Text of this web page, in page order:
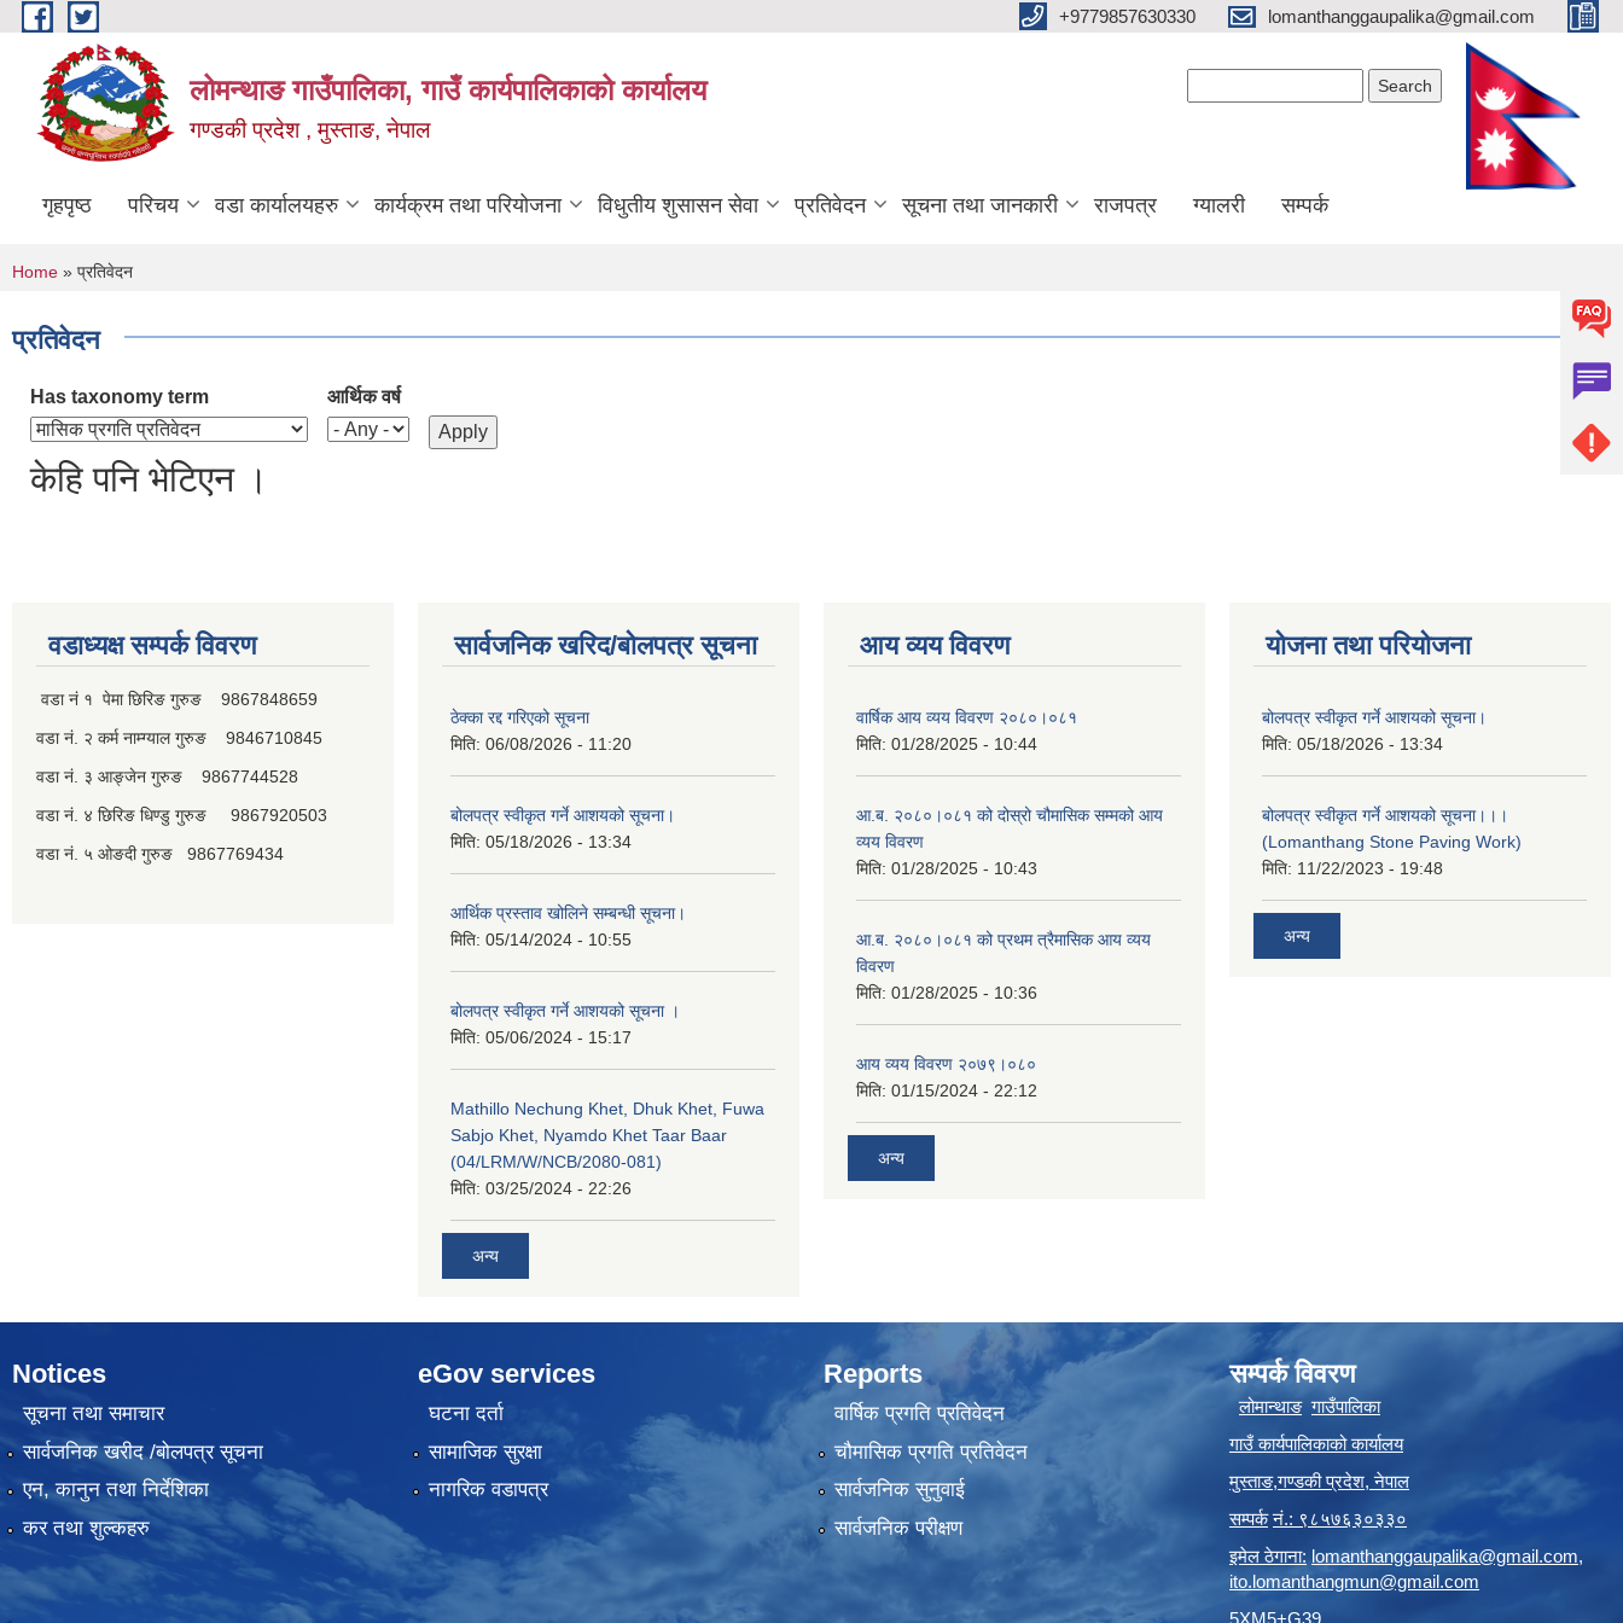
Skip to main content +9779857630330 lomanthanggaupalika@gmail.com
लोमन्थाङ गाउँपालिका, गाउँ कार्यपालिकाको कार्यालय
गण्डकी प्रदेश , मुस्ताङ, नेपाल
गृहपृष्ठ परिचय वडा कार्यालयहरु कार्यक्रम तथा परियोजना विधुतीय शुसासन सेवा प्रतिवेदन सूचना तथा जानकारी राजपत्र ग्यालरी सम्पर्क
You are here
Home » प्रतिवेदन
प्रतिवेदन
Has taxonomy term आर्थिक वर्ष
केहि पनि भेटिएन ।
वडाध्यक्ष सम्पर्क विवरण
वडा नं १ पेमा छिरिङ गुरुङ 9867848659
वडा नं. २ कर्म नाम्ग्याल गुरुङ 9846710845
वडा नं. ३ आङ्जेन गुरुङ 9867744528
वडा नं. ४ छिरिङ धिण्डु गुरुङ 9867920503
वडा नं. ५ ओङदी गुरुङ 9867769434
सार्वजनिक खरिद/बोलपत्र सूचना
ठेक्का रद्द गरिएको सूचना
मिति: 06/08/2026 - 11:20
बोलपत्र स्वीकृत गर्ने आशयको सूचना।
मिति: 05/18/2026 - 13:34
आर्थिक प्रस्ताव खोलिने सम्बन्धी सूचना।
मिति: 05/14/2024 - 10:55
बोलपत्र स्वीकृत गर्ने आशयको सूचना ।
मिति: 05/06/2024 - 15:17
Mathillo Nechung Khet, Dhuk Khet, Fuwa
Sabjo Khet, Nyamdo Khet Taar Baar
(04/LRM/W/NCB/2080-081)
मिति: 03/25/2024 - 22:26
अन्य
आय व्यय विवरण
वार्षिक आय व्यय विवरण २०८०।०८१
मिति: 01/28/2025 - 10:44
आ.ब. २०८०।०८१ को दोस्रो चौमासिक सम्मको आय
व्यय विवरण
मिति: 01/28/2025 - 10:43
आ.ब. २०८०।०८१ को प्रथम त्रैमासिक आय व्यय
विवरण
मिति: 01/28/2025 - 10:36
आय व्यय विवरण २०७९।०८०
मिति: 01/15/2024 - 22:12
अन्य
योजना तथा परियोजना
बोलपत्र स्वीकृत गर्ने आशयको सूचना।
मिति: 05/18/2026 - 13:34
बोलपत्र स्वीकृत गर्ने आशयको सूचना।।।
(Lomanthang Stone Paving Work)
मिति: 11/22/2023 - 19:48
अन्य
Notices
सूचना तथा समाचार
सार्वजनिक खरीद /बोलपत्र सूचना
एन, कानुन तथा निर्देशिका
कर तथा शुल्कहरु
eGov services
घटना दर्ता
सामाजिक सुरक्षा
नागरिक वडापत्र
Reports
वार्षिक प्रगति प्रतिवेदन
चौमासिक प्रगति प्रतिवेदन
सार्वजनिक सुनुवाई
सार्वजनिक परीक्षण
सम्पर्क विवरण
लोमान्थाङ गाउँपालिका
गाउँ कार्यपालिकाको कार्यालय
मुस्ताङ,गण्डकी प्रदेश,नेपाल
सम्पर्क नं.: ९८५७६३०३३०
इमेल ठेगाना: lomanthanggaupalika@gmail.com,
ito.lomanthangmun@gmail.com
5XM5+G39